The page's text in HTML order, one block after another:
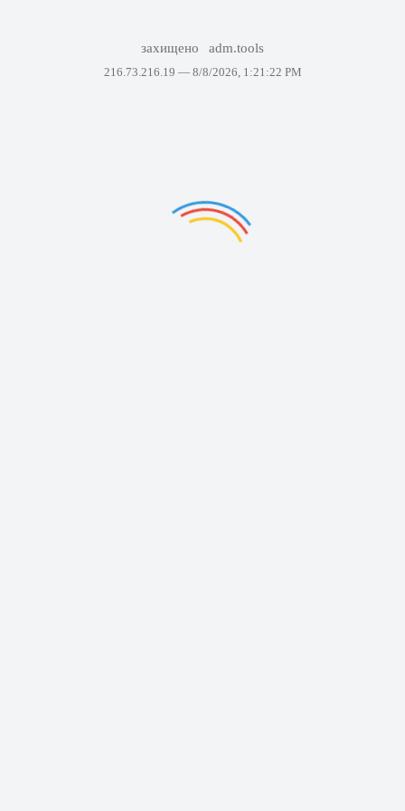
захищено adm.tools
216.73.216.19 — 8/8/2026, 1:21:22 PM